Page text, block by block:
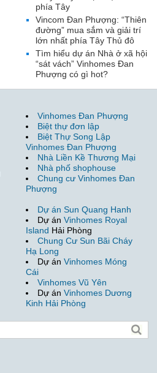
phía Tây
Vincom Đan Phượng: “Thiên
đường” mua sắm và giải trí
lớn nhất phía Tây Thủ đô
Tìm hiểu dự án Nhà ở xã hội
“sát vách” Vinhomes Đan
Phượng có gì hot?
Vinhomes Đan Phượng
Biệt thự đơn lập
Biệt Thự Song Lập
Vinhomes Đan Phượng
Nhà Liền Kề Thương Mại
Nhà phố shophouse
Chung cư Vinhomes Đan
Phượng
Dự án Sun Quang Hanh
Dự án Vinhomes Royal
Island Hải Phòng
Chung Cư Sun Bãi Cháy
Hạ Long
Dự án Vinhomes Móng
Cái
Vinhomes Vũ Yên
Dự án Vinhomes Dương
Kinh Hải Phòng